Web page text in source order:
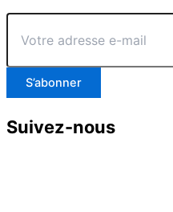
Votre
adresse
mail
S’abonner
Suivez-nous